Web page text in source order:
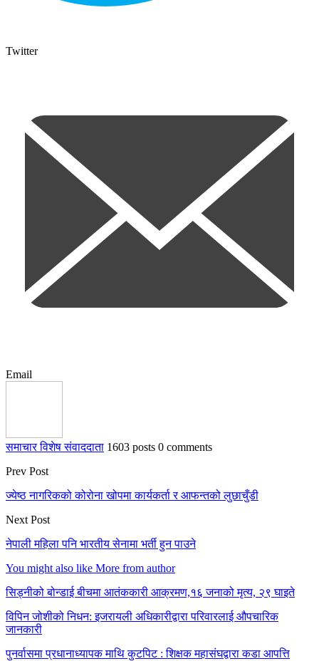
Twitter
Email
समाचार विशेष संवाददाता 1603 posts 0 comments
Prev Post
ज्येष्ठ नागरिकको कोरोना खोपमा कार्यकर्ता र आफन्तको लुछाचुँडी
Next Post
नेपाली महिला पनि भारतीय सेनामा भर्ती हुन पाउने
You might also like More from author
सिड्नीको बोन्डाई बीचमा आतंककारी आक्रमण,१६ जनाको मृत्य, २९ घाइते
विपिन जोशीको निधन: इजरायली अधिकारीद्वारा परिवारलाई औपचारिक
जानकारी
पुनर्वासमा प्रधानाध्यापक माथि कुटपिट : शिक्षक महासंघद्वारा कडा आपत्ति